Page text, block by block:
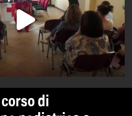
di